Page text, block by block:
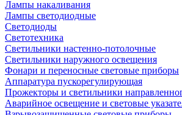
Лампы накаливания
Лампы светодиодные
Светодиоды
Светотехника
Светильники настенно-потолочные
Светильники наружного освещения
Фонари и переносные световые приборы
Аппаратура пускорегулирующая
Прожекторы и светильники
Аварийное освещение и световые